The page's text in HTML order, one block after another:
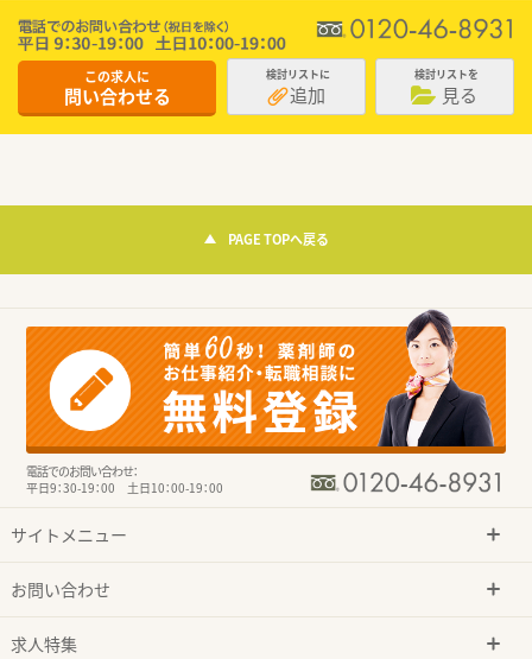
この求人に
問い合わせる
検討リストに
追加
検討リストを
見る
PAGE TOPへ戻る
電話でのお問い合わせ：
平日9：30-19：00 土日10：00-19：00
サイトメニュー
お問い合わせ
求人特集